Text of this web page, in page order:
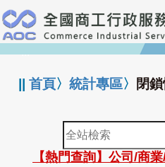
跳
到
主
要
:::
||首頁〉統計專區〉 閉
全
站
檢
【熱門查詢】公司/商